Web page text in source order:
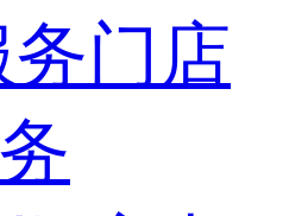
务门店